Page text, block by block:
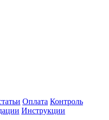
Оплата Контроль
Инструкции